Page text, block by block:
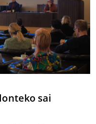
sai